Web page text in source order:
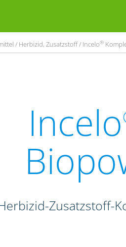
/ Herbizid, Zusatzstoff / Incelo®
Incelo
Zusatzstoff-